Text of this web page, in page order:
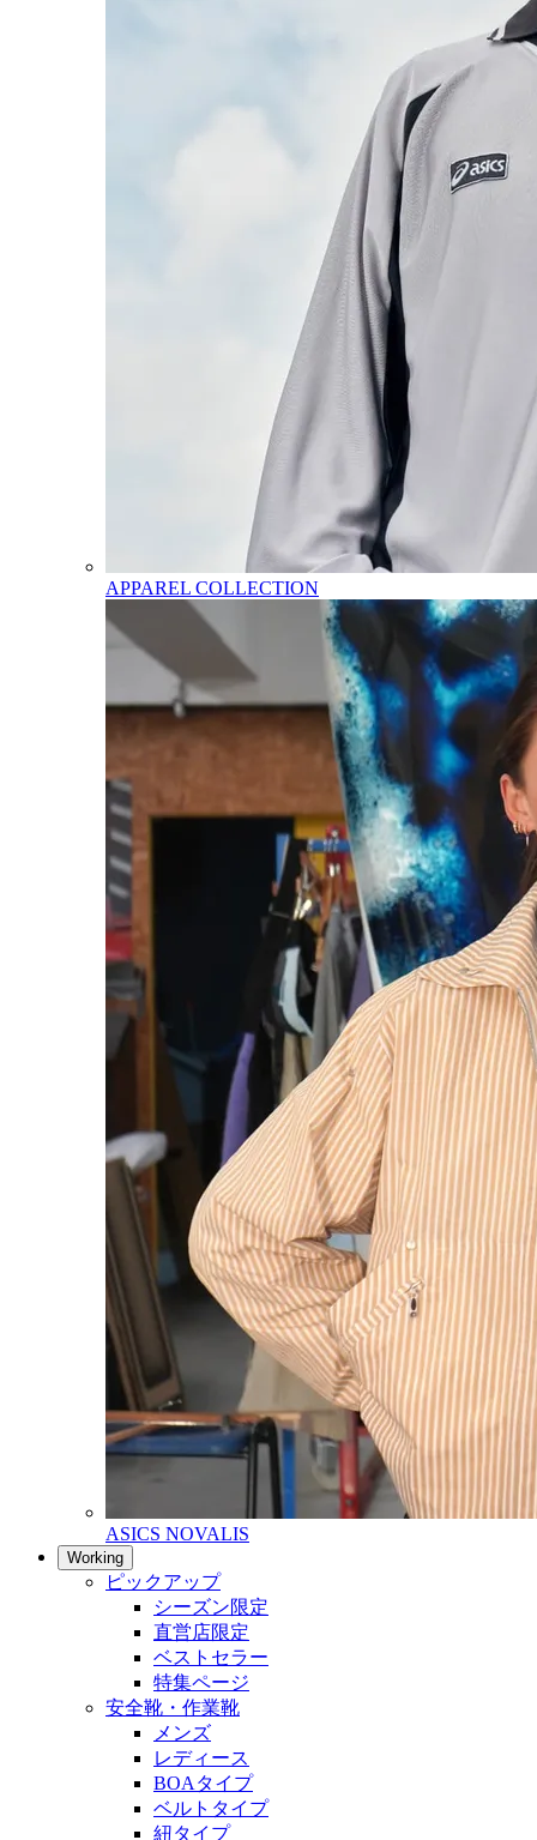
APPAREL COLLECTION
ASICS NOVALIS
Working
ピックアップ
シーズン限定
直営店限定
ベストセラー
特集ページ
安全靴・作業靴
メンズ
レディース
BOAタイプ
ベルトタイプ
紐タイプ